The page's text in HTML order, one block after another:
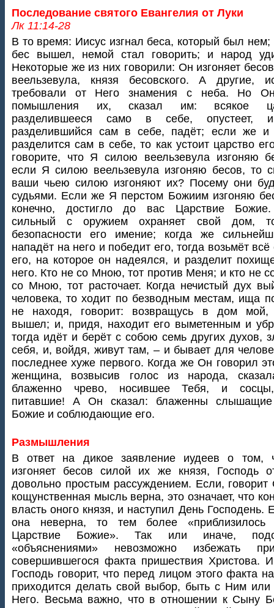
Последование святого Евангелия от Луки
Лк 11:14-28
В то время: Иисус изгнал беса, который был нем;
бес вышел, немой стал говорить; и народ
Некоторые же из них говорили: Он изгоняет
веельзевула, князя бесовского. А другие,
требовали от Него знамения с неба. Но
помышления их, сказал им: всякое
разделившееся само в себе, опустеет,
разделившийся сам в себе, падёт; если же и
разделится сам в себе, то как устоит царство
говорите, что Я силою веельзевула изгоняю
если Я силою веельзевула изгоняю бесов, то
ваши чьею силою изгоняют их? Посему они
судьями. Если же Я перстом Божиим изгоняю
конечно, достигло до вас Царствие
сильный с оружием охраняет свой дом,
безопасности его имение; когда же
нападёт на него и победит его, тогда возьмёт
его, на которое он надеялся, и разделит
него. Кто не со Мною, тот против Меня; и кто не
со Мною, тот расточает. Когда нечистый дух
человека, то ходит по безводным местам, ища
не находя, говорит: возвращусь в дом мой,
вышел; и, придя, находит его выметенным и
тогда идёт и берёт с собою семь других духов,
себя, и, войдя, живут там, – и бывает для
последнее хуже первого. Когда же Он говорил
женщина, возвысив голос из народа,
блаженно чрево, носившее Тебя, и
питавшие! А Он сказал: блаженны
Божие и соблюдающие его.
Размышления
В ответ на дикое заявление иудеев о том,
изгоняет бесов силой их же князя, Господь
довольно простым рассуждением. Если, говорит
кощунственная мысль верна, это означает, что
власть оного князя, и наступил День Господень.
она неверна, то тем более
Царствие Божие». Так или иначе,
«объяснениями» невозможно избежать
совершившегося факта пришествия Христова.
Господь говорит, что перед лицом этого факта
приходится делать свой выбор, быть с Ним или
Него. Весьма важно, что в отношении к Сыну